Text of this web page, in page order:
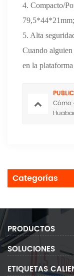
4. Compacto/
5. Alta
Cuando alguien
en la
Cómo
Categorías
PRODUCTOS
SOLUCIONES
ETIQUETAS